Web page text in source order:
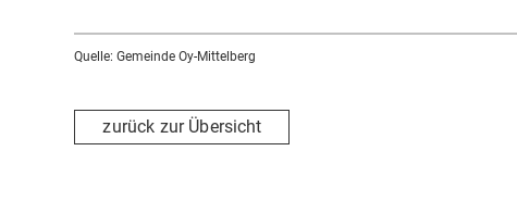
Quelle: Gemeinde Oy-Mittelberg
zurück zur Übersicht